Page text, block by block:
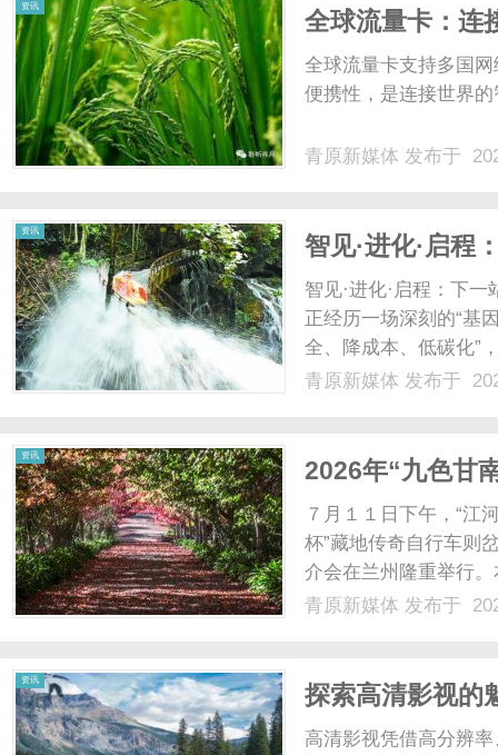
资讯
全球流量卡：连
全球流量卡支持多国
便携性，是连接世界
青原新媒体 发布于
资讯
智见·进化·启程
智见·进化·启程：下
正经历一场深刻的“基
全、降成本、低碳化”
机械式断路器仍停留
青原新媒体 发布于
资讯
2026年“九色甘
推介会在兰成功
７月１１日下午，“江
杯”藏地传奇自行车则
介会在兰州隆重举行
生态文旅资源与特色
青原新媒体 发布于
资讯
探索高清影视的
高清影视凭借高分辨